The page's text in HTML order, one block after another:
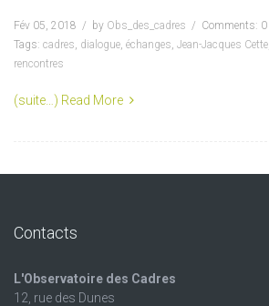
Fév 05, 2018 by Obs_des_cadres
Comments: 0
Tags: cadres dialogue échanges Jean-Jacques Cette
rencontres
(suite…) Read More
Contacts
L'Observatoire des Cadres
12, rue des Dunes